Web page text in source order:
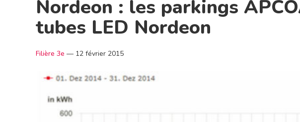
Nordeon : les parkings
tubes LED Nordeon
Filière 3e — 12 février 2015